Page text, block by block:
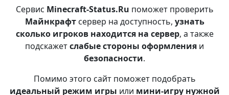
Сервис Minecraft-Status.Ru поможет проверить
Майнкрафтсервер на доступность, узнать
сколько игроков находится на сервер, а также
подскажетслабые стороны оформления и
безопасности.
Помимо этого сайт поможет подобрать
идеальный режим игры или мини-игру нужной